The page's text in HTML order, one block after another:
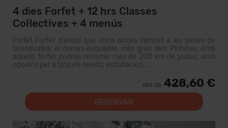
4 dies Forfet + 12 hrs Classes
Col·lectives + 4 menús
Forfet Forfet d'esquí que dóna accés il·limitat a les pistes de
Grandvalira, el domini esquiable més gran dels Pirineus. Amb
aquest forfet podràs recórrer més de 200 km de pistes, amb
opcions per a tots els nivells, instal·lacion...
des de 428,60 €
RESERVAR